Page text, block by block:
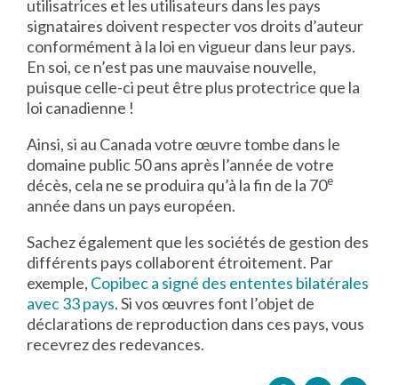
utilisatrices et les utilisateurs dans les pays
signataires doivent respecter vos droits d’auteur
conformément à la loi en vigueur dans leur pays.
En soi, ce n’est pas une mauvaise nouvelle,
puisque celle-ci peut être plus protectrice que la
loi canadienne !
Ainsi, si au Canada votre œuvre tombe dans le
domaine public 50 ans après l’année de votre
décès, cela ne se produira qu’à la fin de la 70e
année dans un pays européen.
Sachez également que les sociétés de gestion des
différents pays collaborent étroitement. Par
exemple, Copibec a signé des ententes bilatérales
avec 33 pays. Si vos œuvres font l’objet de
déclarations de reproduction dans ces pays, vous
recevrez des redevances.